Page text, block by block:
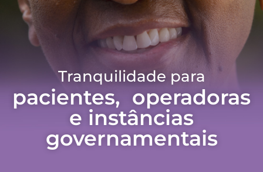
Tranquilidade para
pacientes, operadoras
e instâncias
governamentais